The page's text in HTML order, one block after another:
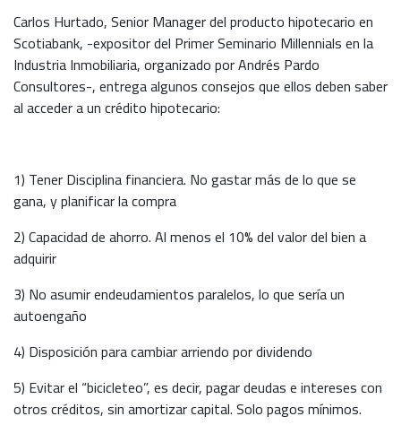
Carlos Hurtado, Senior Manager del producto hipotecario en
Scotiabank, -expositor del Primer Seminario Millennials en la
Industria Inmobiliaria, organizado por Andrés Pardo
Consultores-, entrega algunos consejos que ellos deben saber
al acceder a un crédito hipotecario:
1) Tener Disciplina financiera. No gastar más de lo que se
gana, y planificar la compra
2) Capacidad de ahorro. Al menos el 10% del valor del bien a
adquirir
3) No asumir endeudamientos paralelos, lo que sería un
autoengaño
4) Disposición para cambiar arriendo por dividendo
5) Evitar el “bicicleteo”, es decir, pagar deudas e intereses con
otros créditos, sin amortizar capital. Solo pagos mínimos.